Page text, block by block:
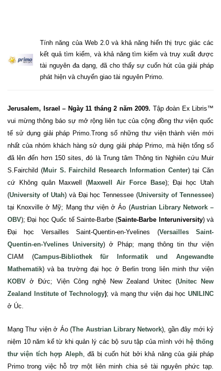
Tính năng của Web 2.0 và khả năng hiển thị trực giác các
kết quả tìm kiếm, và khả năng tìm kiếm và truy xuất được
tài nguyên đa dạng, đã cho thấy sự cuốn hút của giải pháp
phát hiện và chuyển giao tài nguyên Primo.
Jerusalem, Israel – Ngày 11 tháng 2 năm 2009. Tập đoàn Ex Libris™
vui mừng thông báo sự mở rộng liên tục của cộng đồng thư viện quốc
tế sử dụng giải pháp Primo.Trong số những thư viện thành viên mới
nhất của nhóm khách hàng sử dụng giải pháp Primo, mà hiện tổng số
đã lên đến hơn 150 sites, đó là Trung tâm Thông tin Nghiên cứu Muir
S.Fairchild (Muir S. Fairchild Research Information Center) tại Căn
cứ Không quân Maxwell (Maxwell Air Force Base); Đại học Utah
(University of Utah) và Đại học Tennessee (University of Tennessee)
tại Knoxville ở Mỹ; Mạng thư viện ở Áo (Austrian Library Network –
OBV); Đại học Quốc tế Sainte-Barbe (Sainte-Barbe Interuniversity) và
Đại học Versailles Saint-Quentin-en-Yvelines (Versailles Saint-
Quentin-en-Yvelines University) ở Pháp; mạng thông tin thư viện
CIAM (Campus-Bibliothek für Informatik und Angewandte
Mathematik) và ba trường đại học ở Berlin trong liên minh thư viện
KOBV ở Đức; Viện Công nghệ New Zealand Unitec (Unitec New
Zealand Institute of Technology); và mạng thư viện đại họcUNILINC
ở Úc.
Mạng Thư viện ở Áo (The Austrian Library Network), gần đây mới kỷ
niệm 10 năm kể từ khi quản lý các bộ sưu tập của mình với hệ thống
thư viện tích hợp Aleph, đã bị cuốn hút bởi khả năng của giải pháp
Primo trong việc hỗ trợ một liên minh chia sẻ tài nguyên phức tạp.